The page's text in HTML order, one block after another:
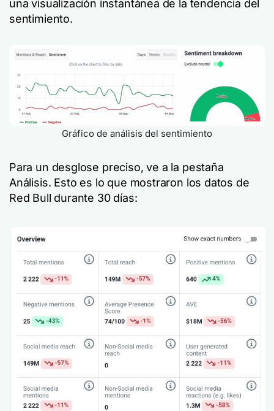
una visualización instantánea de la tendencia del
sentimiento.
Gráfico de análisis del sentimiento
Para un desglose preciso, ve a la pestaña
Análisis. Esto es lo que mostraron los datos de
Red Bull durante 30 días: